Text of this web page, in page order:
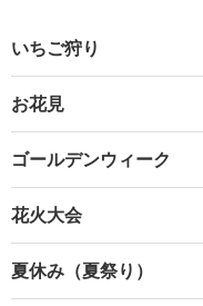
いちご狩り
お花見
ゴールデンウィーク
花火大会
夏休み（夏祭り）